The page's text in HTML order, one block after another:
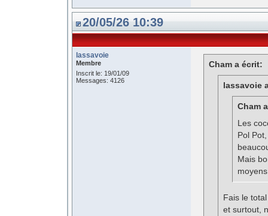
20/05/26 10:39
lassavoie
Membre
Inscrit le: 19/01/09
Messages: 4126
Cham a écrit:
lassavoie
Cham
Les
Pol
Mais
Fais le
et surtout,